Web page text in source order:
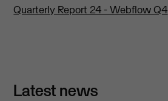
Quarterly Report 24 - Webflow Q4
Latest news